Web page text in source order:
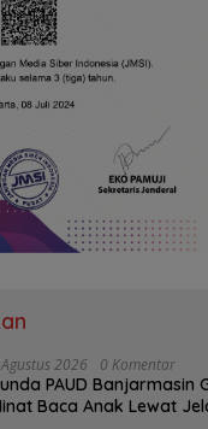
2026 0 Komentar
PAUD Banjarmasin
Baca Anak Lewat